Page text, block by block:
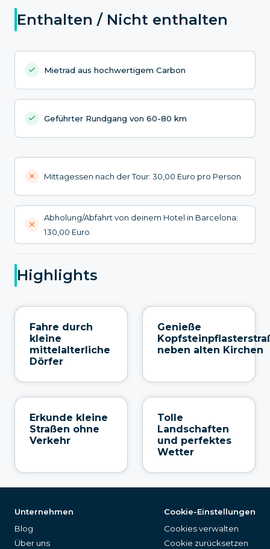
Enthalten / Nicht enthalten
Mietrad aus hochwertigem Carbon
Geführter Rundgang von 60-80 km
Mittagessen nach der Tour: 30,00 Euro pro Person
Abholung/Abfahrt von deinem Hotel in Barcelona:
130,00 Euro
Highlights
Fahre durch
kleine
mittelalterliche
Dörfer
Genieße
neben alten Kirchen
Erkunde kleine
Straßen ohne
Verkehr
Tolle
Landschaften
und perfektes
Wetter
Unternehmen
Blog
Über uns
Cookie-Einstellungen
Cookies verwalten
Cookie zurücksetzen